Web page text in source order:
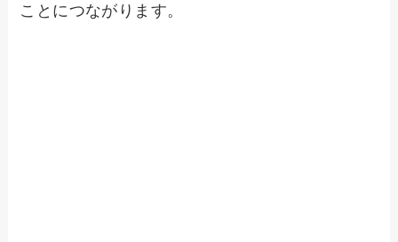
ことにつながります。